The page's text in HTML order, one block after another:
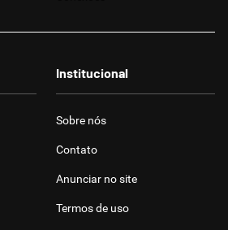
Institucional
Sobre nós
Contato
Anunciar no site
Termos de uso